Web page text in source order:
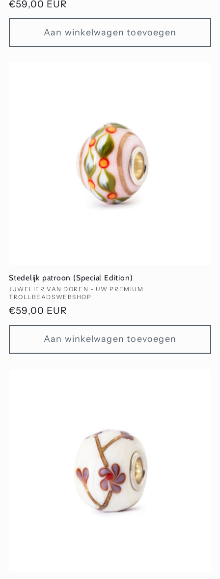
Normale
prijs
€59,00 EUR
Aan winkelwagen toevoegen
Stedelijk patroon (Special Edition)
Verkoper:
JUWELIER VAN DOREN - UW PREMIUM
TROLLBEADSWEBSHOP
Normale
prijs
€59,00 EUR
Aan winkelwagen toevoegen